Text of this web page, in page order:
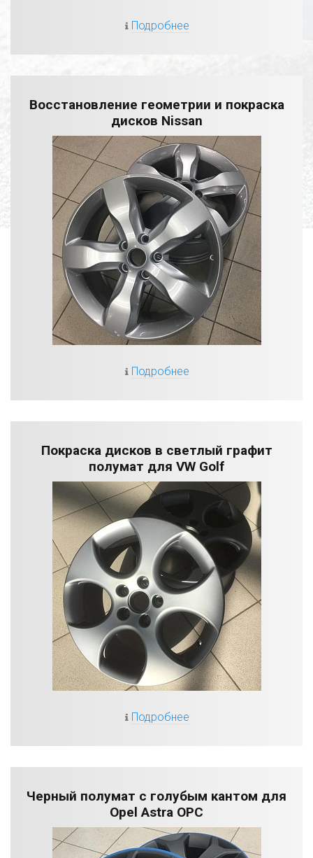
Подробнее
Восстановление геометрии и покраска
дисков Nissan
Подробнее
Покраска дисков в светлый графит
полумат для VW Golf
Подробнее
Черный полумат с голубым кантом для
Opel Astra OPC